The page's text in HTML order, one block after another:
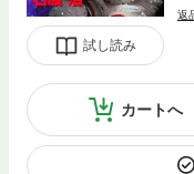
試し読み
返
カートへ